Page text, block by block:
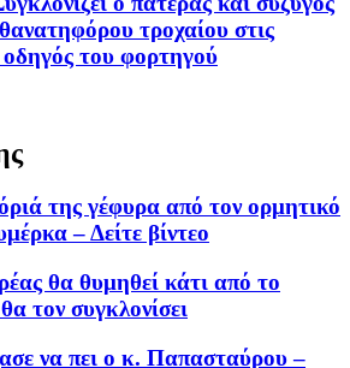
τροχαίου στις
οδηγός του φορτηγού
της γέφυρα από τον ορμητικό
– Δείτε βίντεο
θα θυμηθεί κάτι από το
τον συγκλονίσει
να πει ο κ. Παπασταύρου –